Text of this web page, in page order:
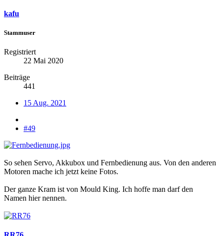
kafu
Stammuser
Registriert
22 Mai 2020
Beiträge
441
15 Aug. 2021
#49
So sehen Servo, Akkubox und Fernbedienung aus. Von den anderen
Motoren mache ich jetzt keine Fotos.
Der ganze Kram ist von Mould King. Ich hoffe man darf den
Namen hier nennen.